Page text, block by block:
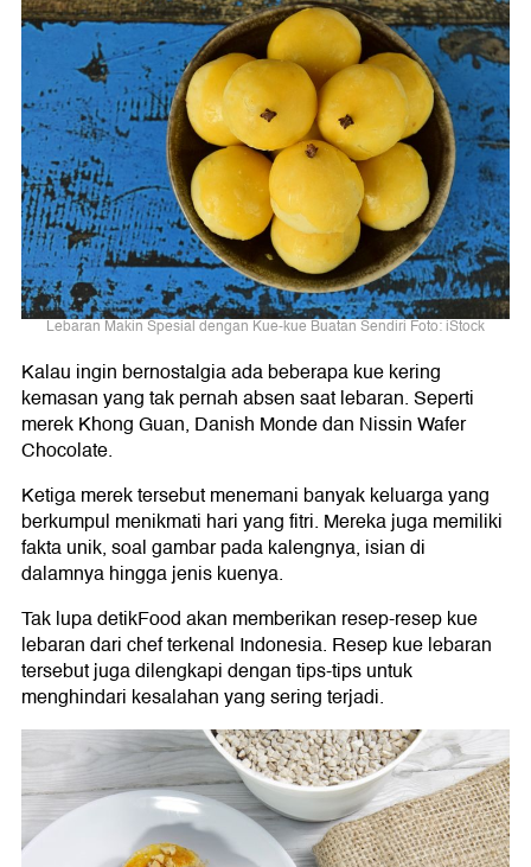
Lebaran Makin Spesial dengan Kue-kue Buatan Sendiri Foto: iStock
Kalau ingin bernostalgia ada beberapa kue kering
kemasan yang tak pernah absen saat lebaran. Seperti
merek Khong Guan, Danish Monde dan Nissin Wafer
Chocolate.
Ketiga merek tersebut menemani banyak keluarga yang
berkumpul menikmati hari yang fitri. Mereka juga memiliki
fakta unik, soal gambar pada kalengnya, isian di
dalamnya hingga jenis kuenya.
Tak lupa detikFood akan memberikan resep-resep kue
lebaran dari chef terkenal Indonesia. Resep kue lebaran
tersebut juga dilengkapi dengan tips-tips untuk
menghindari kesalahan yang sering terjadi.